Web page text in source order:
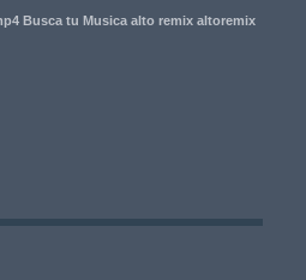
Busca tu Musica alto remix altoremix